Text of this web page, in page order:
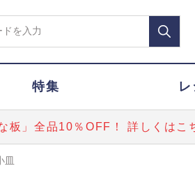
特集
板」全品10％OFF！ 詳しくはこ
皿